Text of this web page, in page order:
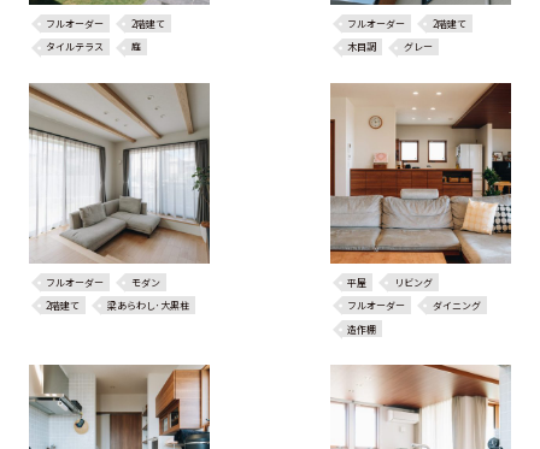
フルオーダー
2階建て
タイルテラス
庭
フルオーダー
2階建て
木目調
グレー
フルオーダー
モダン
2階建て
梁あらわし･大黒柱
平屋
リビング
フルオーダー
ダイニング
造作棚